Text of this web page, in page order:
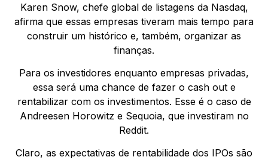
Karen Snow, chefe global de listagens da Nasdaq,
afirma que essas empresas tiveram mais tempo para
construir um histórico e, também, organizar as
finanças.
Para os investidores enquanto empresas privadas,
essa será uma chance de fazer o cash out e
rentabilizar com os investimentos. Esse é o caso de
Andreesen Horowitz e Sequoia, que investiram no
Reddit.
Claro, as expectativas de rentabilidade dos IPOs são